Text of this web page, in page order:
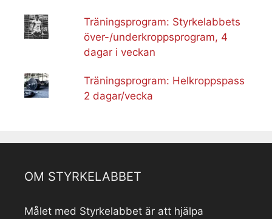
Träningsprogram: Styrkelabbets
över-/underkroppsprogram, 4
dagar i veckan
Träningsprogram: Helkroppspass
2 dagar/vecka
OM STYRKELABBET
Målet med Styrkelabbet är att hjälpa